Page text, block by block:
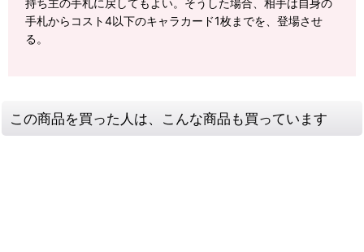
手札からコスト4以下のキャラカード1枚までを、登場させ
る。
この商品を買った人は、こんな商品も買っています